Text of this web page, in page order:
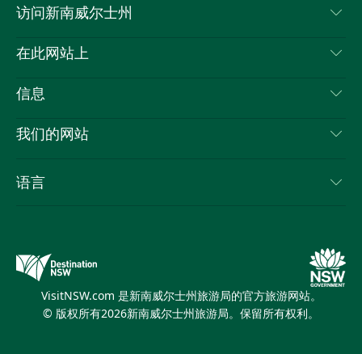
叽
喳
访问新南威尔士州
联系我们
隐私
Cookie 通知
在此网站上
目的地
新南威尔士州公路旅行
活动
信息
旅行信息
新南威尔士州的商业
我们的网站
新南威尔士州旅游局媒体中心
缤纷悉尼灯光音乐节
语言
VisitNSW.com 是新南威尔士州旅游局的官方旅游网站。
© 版权所有2026新南威尔士州旅游局。保留所有权利。